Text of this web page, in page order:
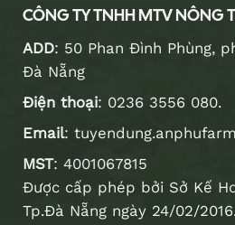
CÔNG TY TNHH MTV NÔNG
ADD: 50 Phan Đình Phùng,
Đà Nẵng
Điện thoại: 0236 3556 080.
Email:
MST: 4001067815
Được cấp phép bởi Sở Kế
Tp.Đà Nẵng ngày 24/02/